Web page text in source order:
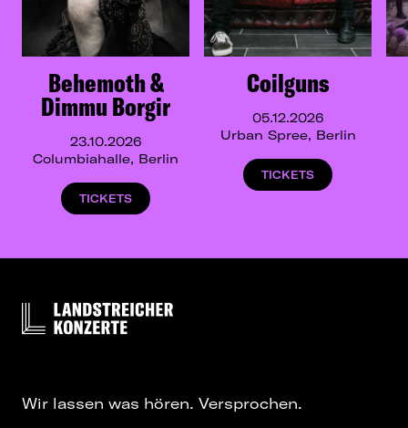
Behemoth &
Dimmu Borgir
23.10.2026
Columbiahalle, Berlin
TICKETS
Coilguns
05.12.2026
Urban Spree, Berlin
TICKETS
Wir lassen was hören. Versprochen.